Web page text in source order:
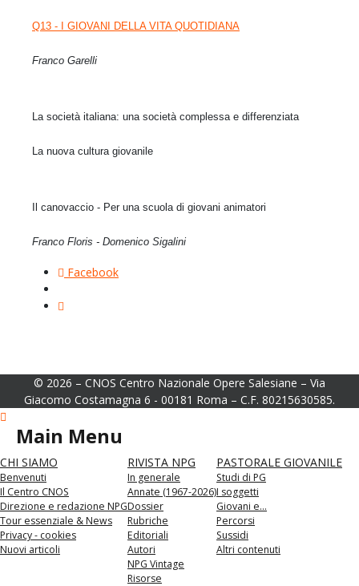
Q13 - I GIOVANI DELLA VITA QUOTIDIANA
Franco Garelli
La società italiana: una società complessa e differenziata
La nuova cultura giovanile
Il canovaccio - Per una scuola di giovani animatori
Franco Floris - Domenico Sigalini
Facebook
© 2026 – CNOS Centro Nazionale Opere Salesiane – Via
Giacomo Costamagna 6 - 00181 Roma – C.F. 80215630585.
Main Menu
CHI SIAMO
Benvenuti
Il Centro CNOS
Direzione e redazione NPG
Tour essenziale & News
Privacy - cookies
Nuovi articoli
RIVISTA NPG
In generale
Annate (1967-2026)
Dossier
Rubriche
Editoriali
Autori
NPG Vintage
Risorse
PASTORALE GIOVANILE
Studi di PG
I soggetti
Giovani e...
Percorsi
Sussidi
Altri contenuti